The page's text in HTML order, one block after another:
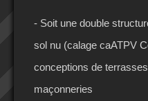
- Soit une double
sol nu (calage caATPV
conceptions de
maçonneries